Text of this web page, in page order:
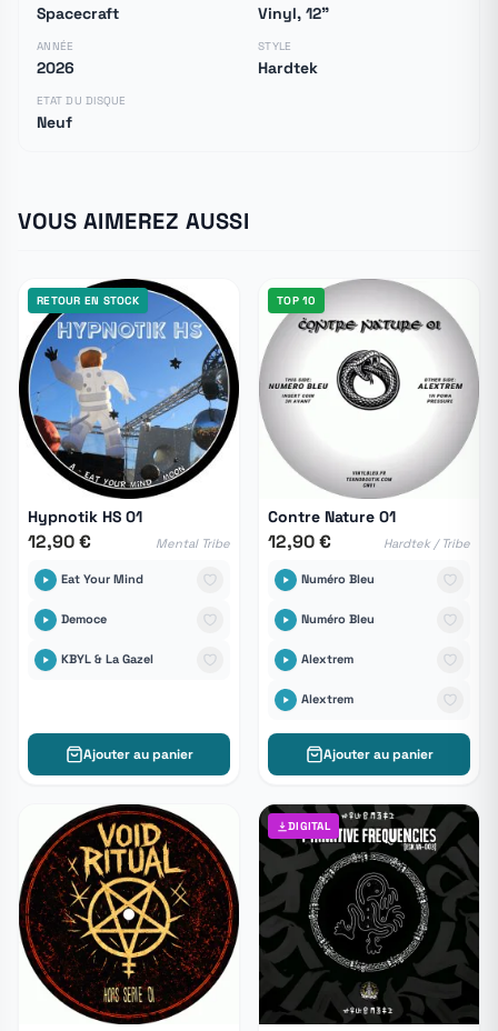
Spacecraft Vinyl, 12"
ANNÉE
2026
STYLE
Hardtek
ETAT DU DISQUE
Neuf
VOUS AIMEREZ AUSSI
RETOUR EN STOCK
Hypnotik HS 01
12,90 € Mental Tribe
Eat Your Mind
Democe
KBYL & La Gazel
Ajouter au panier
TOP 10
Contre Nature 01
12,90 € Hardtek / Tribe
Numéro Bleu
Numéro Bleu
Alextrem
Alextrem
Ajouter au panier
DIGITAL